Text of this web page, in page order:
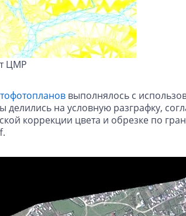
ЦМР
выполнялось с
делились на условную разграфку,
коррекции цвета и обрезке по